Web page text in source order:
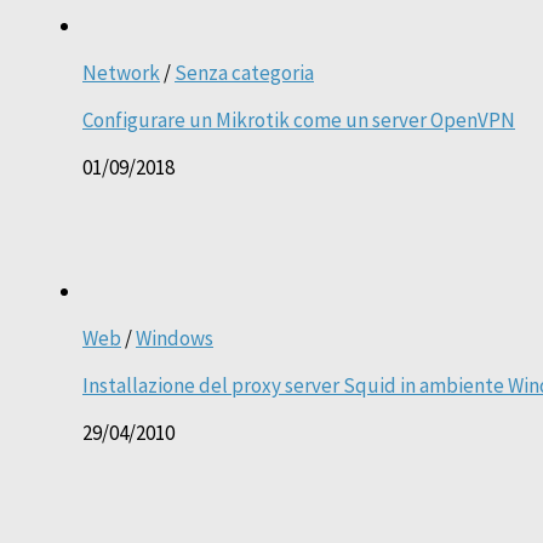
Network/Senza categoria
Configurare un Mikrotik come un server OpenVPN
01/09/2018
Web /Windows
Installazione del proxy server Squid in ambiente
29/04/2010